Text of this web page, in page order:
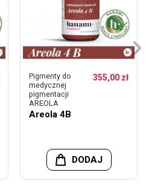
Pigmenty do
medycznej
pigmentacji
AREOLA
Areola 4B
355,00 zł
DODAJ